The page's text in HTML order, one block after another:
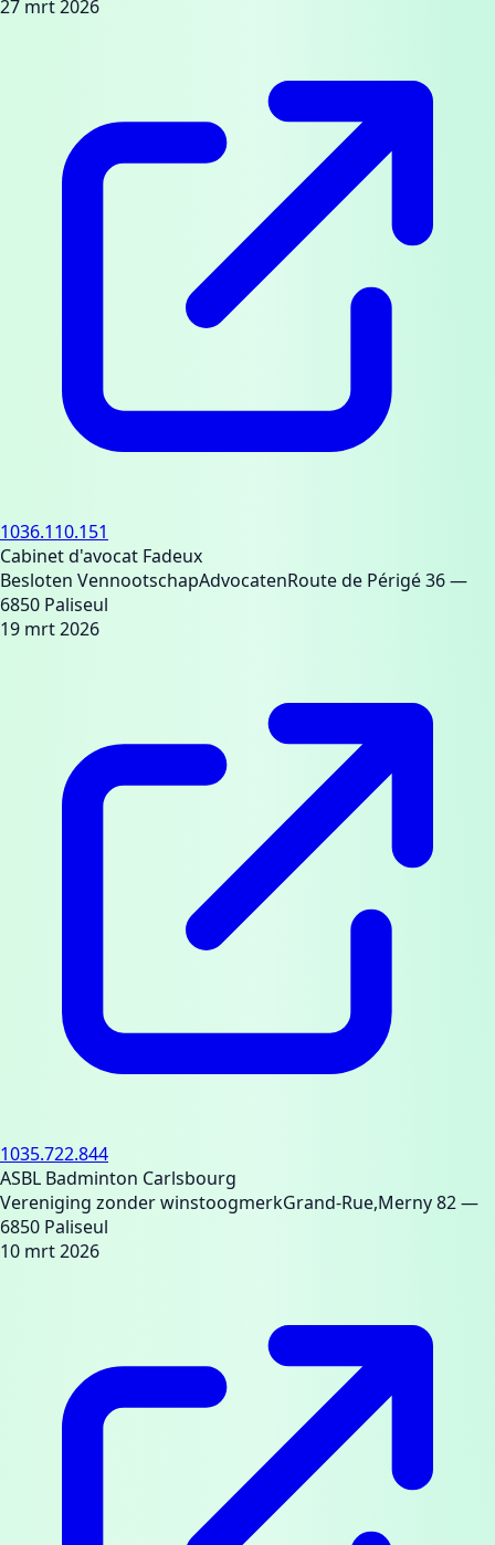
27 mrt 2026
1036.110.151
Cabinet d'avocat Fadeux
Besloten VennootschapAdvocatenRoute de Périgé 36—
6850 Paliseul
19 mrt 2026
1035.722.844
ASBL Badminton Carlsbourg
Vereniging zonder winstoogmerkGrand-Rue,Merny 82—
6850 Paliseul
10 mrt 2026